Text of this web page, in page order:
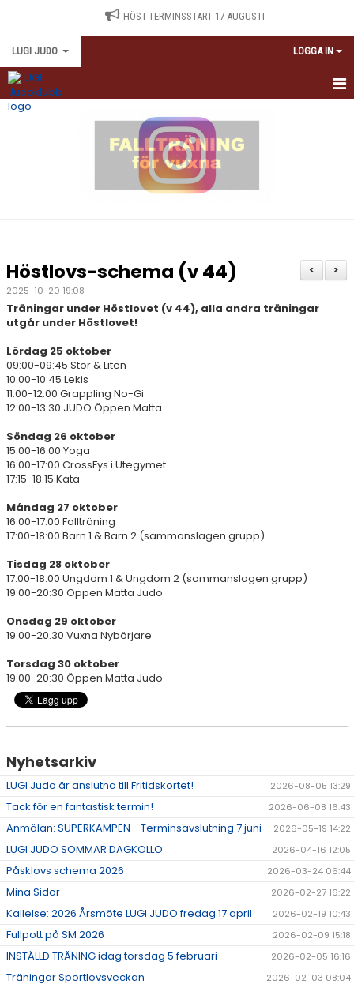
HÖST-TERMINSSTART 17 AUGUSTI
LUGI JUDO LOGGA IN
HEM
KALENDARIUM
MEDLEMSINFORMATION
OM JUDO
OM KLUBBEN
KONTAKT
>
<
Höstlovs-schema (v 44)
2025-10-20 19:08
Träningar under Höstlovet (v 44), alla andra träningar
utgår under Höstlovet!
Lördag 25 oktober
09:00-09:45 Stor & Liten
10:00-10:45 Lekis
11:00-12:00 Grappling No-Gi
12:00-13:30 JUDO Öppen Matta
Söndag 26 oktober
15:00-16:00 Yoga
16:00-17:00 CrossFys i Utegymet
17:15-18:15 Kata
Måndag 27 oktober
16:00-17:00 Fallträning
17:00-18:00 Barn 1 & Barn 2 (sammanslagen grupp)
Tisdag 28 oktober
17:00-18:00 Ungdom 1 & Ungdom 2 (sammanslagen grupp)
19:00-20:30 Öppen Matta Judo
Onsdag 29 oktober
19:00-20.30 Vuxna Nybörjare
Torsdag 30 oktober
19:00-20:30 Öppen Matta Judo
Nyhetsarkiv
LUGI Judo är anslutna till Fritidskortet! 2026-08-05 13:29
Tack för en fantastisk termin! 2026-06-08 16:43
Anmälan: SUPERKAMPEN - Terminsavslutning 7 juni 2026-05-19 14:22
LUGI JUDO SOMMAR DAGKOLLO 2026-04-16 12:05
Påsklovs schema 2026 2026-03-24 06:44
Mina Sidor 2026-02-27 16:22
Kallelse: 2026 Årsmöte LUGI JUDO fredag 17 april 2026-02-19 10:43
Fullpott på SM 2026 2026-02-09 15:18
INSTÄLLD TRÄNING idag torsdag 5 februari 2026-02-05 16:16
Träningar Sportlovsveckan
2026-02-03 08:04